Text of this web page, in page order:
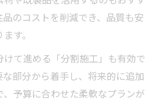
のコストを削減でき、品質も安
す。
て進める「分割施工」も有効で
部分から着手し、将来的に追加
予算に合わせた柔軟なプランが